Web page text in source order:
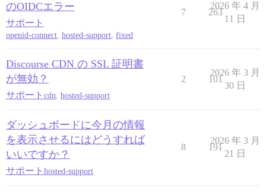
のOIDCエラー
サポート
openid-connect, hosted-support, fixed
7 263
2026 年 4 月
11 日
Discourse CDN の SSL 証明書
が無効？
サポート cdn hosted-support
2 101
2026 年 3 月
30 日
ダッシュボードに今月の情報
を表示させるにはどうすれば
いいですか？
サポート hosted-support
8 191
2026 年 3 月
21 日